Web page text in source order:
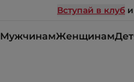
Вступай в клуб
МужчинамЖенщинам